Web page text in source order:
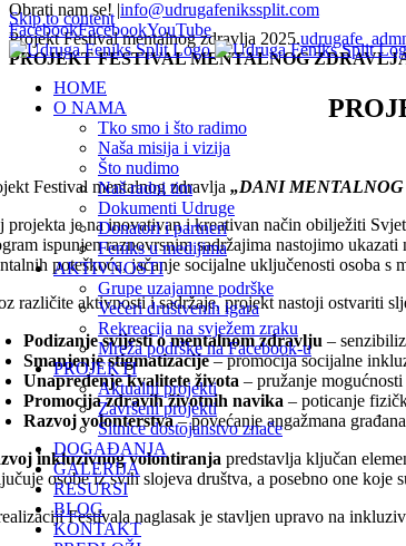
Skip to content
Obrati nam se! |info@udrugafenikssplit.com
FacebookFacebookYouTube
HOME
O NAMA
Tko smo i što radimo
Naša misija i vizija
Što nudimo
Naš radni tim
Dokumenti Udruge
Donatori i partneri
Feniks u medijima
AKTIVNOSTI
Grupe uzajamne podrške
Večeri društvenih igara
Rekreacija na svježem zraku
Mreža podrške na Facebook-u
PROJEKTI
Aktualni projekti
Završeni projekti
Sitnice dostojanstvo znače
DOGAĐANJA
GALERIJA
RESURSI
BLOG
KONTAKT
Projekt Festival mentalnog zdravlja 2025.
PROJEKT FESTIVAL MENTALNOG
Festival mentalnog zdravlja„DANI
projekta je na inovativan i kreativan način obilježiti
ispunjen raznovrsnim sadržajima nastojimo
poteškoća, jačanje socijalne uključenosti osoba
različite aktivnosti i sadržaje, projekt nastoji ostvariti
Podizanje svijesti o mentalnom zdravlju –
Smanjenje stigmatizacije– promocija socijalne
Unapređenje kvalitete života – pružanje
Promocija zdravih životnih navika – poticanje
Razvoj volonterstva– povećanje angažmana
inkluzivnog volontiranja predstavlja ključan
osobe iz svih slojeva društva, a posebno one koje
Festivala naglasak je stavljen upravo na